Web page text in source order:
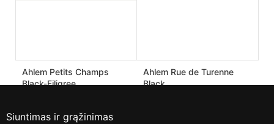
Ahlem Petits Champs
Black-Filigree
Ahlem Rue de Turenne
Black
Siuntimas ir grąžinimas